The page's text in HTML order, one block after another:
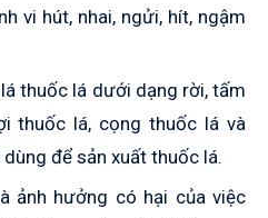
vi hút, nhai, ngửi, hít, ngậm
thuốc lá dưới dạng rời, tấm
thuốc lá, cọng thuốc lá và
để sản xuất thuốc lá.
ảnh hưởng có hại của việc